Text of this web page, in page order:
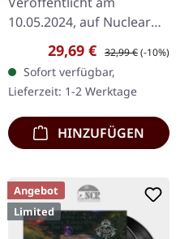
GREEN/BLACK/BONE
SPLATTER LP
10.05.2024, auf Nuclear
Blast Records. "Blue In
Bottle Green With Black &
Bone Splatter" Vinyl.
Verkaufspreis:
29,69 € Regulärer Preis:
32,99 €(-10%)
Sofort verfügbar,
Lieferzeit: 1-2 Werktage
HINZUFÜGEN
Angebot
Limited